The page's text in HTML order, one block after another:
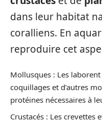
dans leur habitat
coralliens. En
reproduire cet
Mollusques : Les
coquillages et d’autres
protéines nécessaires à
Crustacés : Les crevettes